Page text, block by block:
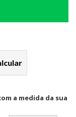
a medida da sua